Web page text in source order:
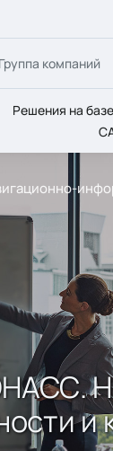
Группа компаний
Решения на
и